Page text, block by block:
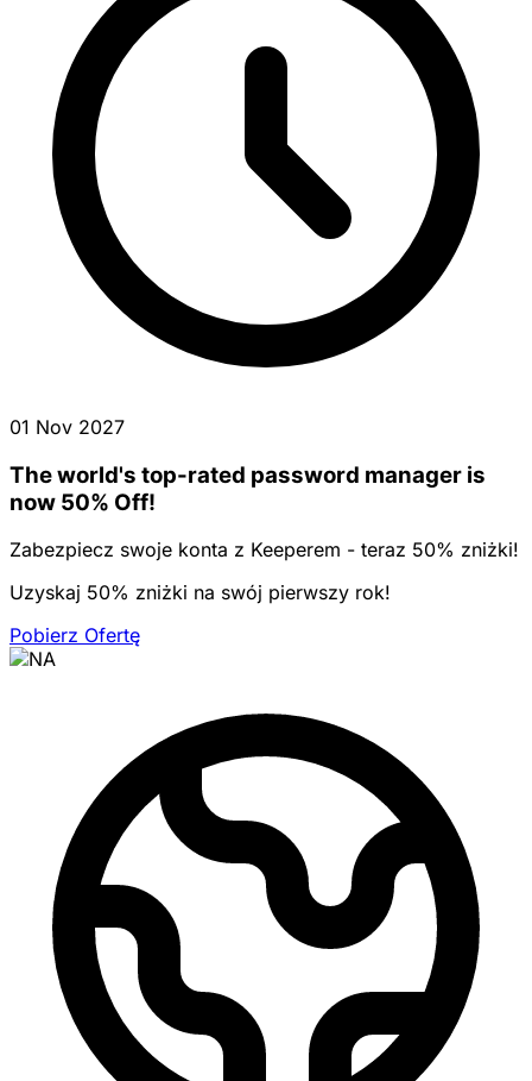
01 Nov 2027
The world's top-rated password manager is
now 50% Off!
Zabezpiecz swoje konta z Keeperem - teraz 50% zniżki!
Uzyskaj 50% zniżki na swój pierwszy rok!
Pobierz Ofertę